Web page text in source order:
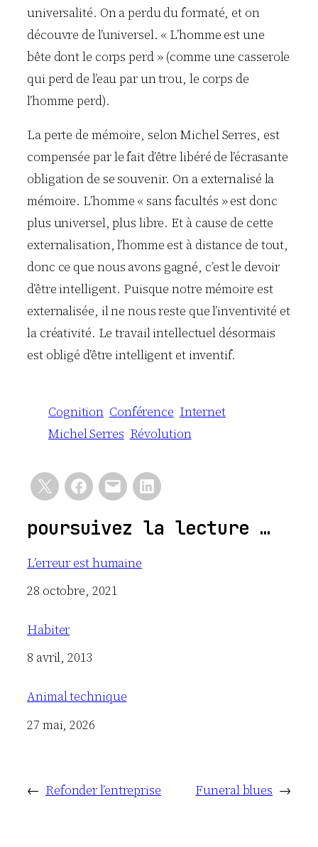
universalité. On a perdu du formaté, et on
découvre de l’universel. « L’homme est une
bête dont le corps perd » (comme une casserole
qui perd de l’eau par un trou, le corps de
l’homme perd).
La perte de mémoire, selon Michel Serres, est
compensée par le fait d’être libéré de l’écrasante
obligation de se souvenir. On a externalisé la
mémoire. L’homme « sans facultés » est donc
plus universel, plus libre. Et à cause de cette
externalisation, l’homme est à distance de tout,
donc ce que nous avons gagné, c’est le devoir
d’être intelligent. Puisque notre mémoire est
externalisée, il ne nous reste que l’inventivité et
la créativité. Le travail intellectuel désormais
est obligé d’être intelligent et inventif.
Cognition Conférence Internet
Michel Serres Révolution
poursuivez la lecture …
L’erreur est humaine
Date
28 octobre, 2021
Habiter
Date
8 avril, 2013
Animal technique
Date
27 mai, 2026
← Refonder l’entreprise Funeral blues →